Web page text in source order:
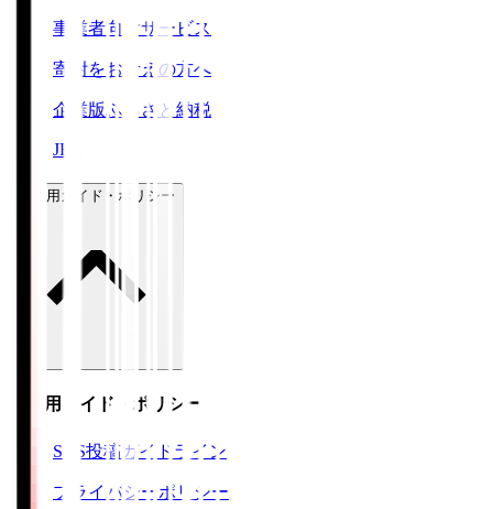
事業者向けサービス
寄附をお考えの方へ
企業版ふるさと納税
JFA
ご利用ガイド・ポリシー
ご利用ガイド・ポリシー
SNS投稿ガイドライン
プライバシーポリシー